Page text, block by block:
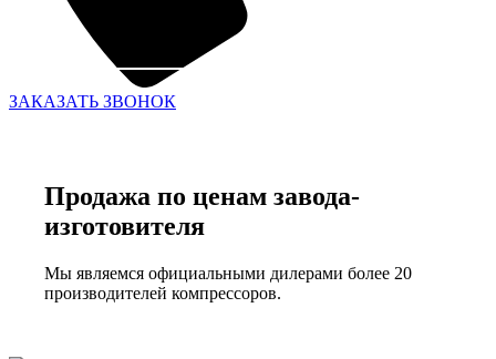
ЗАКАЗАТЬ ЗВОНОК
Продажа по ценам завода-
изготовителя
Мы являемся официальными дилерами более 20
производителей компрессоров.